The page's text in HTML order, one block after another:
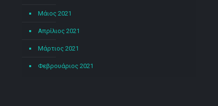
Μάιος 2021
Απρίλιος 2021
Μάρτιος 2021
Φεβρουάριος 2021